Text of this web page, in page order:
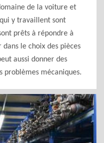
de la voiture et
y travaillent sont
prêts à répondre à
le choix des pièces
aussi donner des
problèmes mécaniques.